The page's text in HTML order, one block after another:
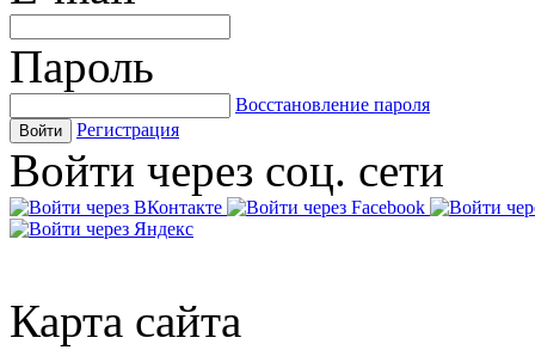
Пароль
Восстановление пароля
Войти Регистрация
Войти через соц. сети
Карта сайта